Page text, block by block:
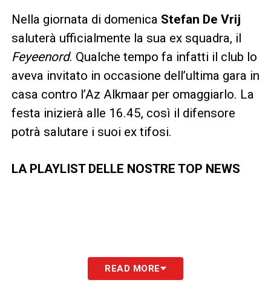
Nella giornata di domenica Stefan De Vrij
saluterà ufficialmente la sua ex squadra, il
Feyeenord. Qualche tempo fa infatti il club lo
aveva invitato in occasione dell’ultima gara in
casa contro l’Az Alkmaar per omaggiarlo. La
festa inizierà alle 16.45, così il difensore
potrà salutare i suoi ex tifosi.
LA PLAYLIST DELLE NOSTRE TOP NEWS
READ MORE